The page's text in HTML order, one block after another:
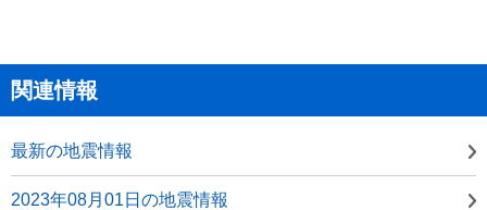
関連情報
最新の地震情報
2023年08月01日の地震情報